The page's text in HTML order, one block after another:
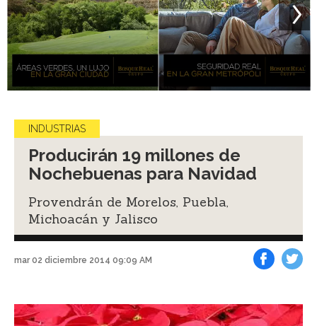
INDUSTRIAS
Producirán 19 millones de
Nochebuenas para Navidad
Provendrán de Morelos, Puebla,
Michoacán y Jalisco
mar 02 diciembre 2014 09:09 AM